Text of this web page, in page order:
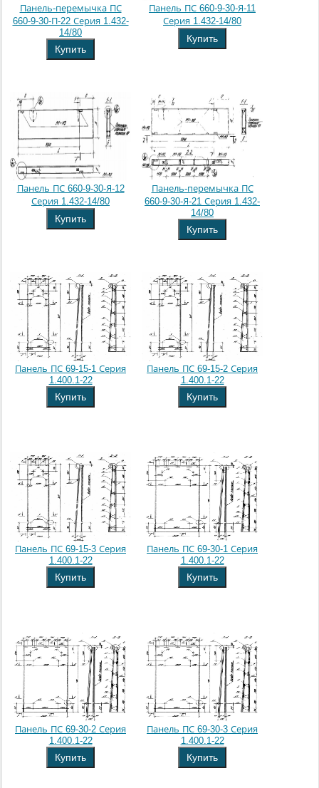
Панель-перемычка ПС
660-9-30-П-22 Серия 1.432-
14/80
Купить
Панель ПС 660-9-30-Я-11
Серия 1.432-14/80
Купить
Панель ПС 660-9-30-Я-12
Серия 1.432-14/80
Купить
Панель-перемычка ПС
660-9-30-Я-21 Серия 1.432-
14/80
Купить
Панель ПС 69-15-1 Серия
1.400.1-22
Купить
Панель ПС 69-15-2 Серия
1.400.1-22
Купить
Панель ПС 69-15-3 Серия
1.400.1-22
Купить
Панель ПС 69-30-1 Серия
1.400.1-22
Купить
Панель ПС 69-30-2 Серия
1.400.1-22
Купить
Панель ПС 69-30-3 Серия
1.400.1-22
Купить